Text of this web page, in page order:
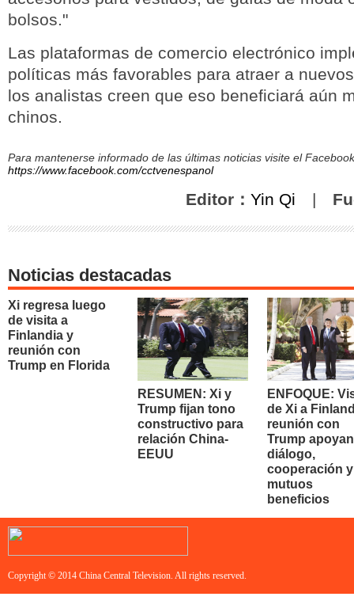
bolsos."
Las plataformas de comercio electrónico
políticas más favorables para atraer a
los analistas creen que eso beneficiará aún
chinos.
Para mantenerse informado de las últimas noticias visite el
https://www.facebook.com/cctvenespanol
Editor： Yin Qi |
Noticias destacadas
Xi regresa luego
de visita a
Finlandia y
reunión con
Trump en Florida
RESUMEN: Xi y
Trump fijan tono
constructivo para
relación China-
EEUU
ENFOQUE:
de Xi a
reunión con
Trump apoyan
diálogo,
cooperación y
mutuos
beneficios
Copyright © 2014 China Central Television. All rights reserved.